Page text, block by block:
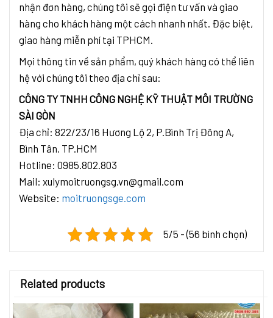
nhận đơn hàng, chúng tôi sẽ gọi điện tư vấn và giao
hàng cho khách hàng một cách nhanh nhất. Đặc biệt,
giao hàng miễn phí tại TPHCM.
Mọi thông tin về sản phẩm, quý khách hàng có thể liên
hệ với chúng tôi theo địa chỉ sau:
CÔNG TY TNHH CÔNG NGHỆ KỸ THUẬT MÔI TRƯỜNG
SÀI GÒN
Địa chỉ: 822/23/16 Hương Lộ 2, P.Bình Trị Đông A,
Bình Tân, TP.HCM
Hotline: 0985.802.803
Mail: xulymoitruongsg.vn@gmail.com
Website: moitruongsge.com
5/5 - (56 bình chọn)
Related products